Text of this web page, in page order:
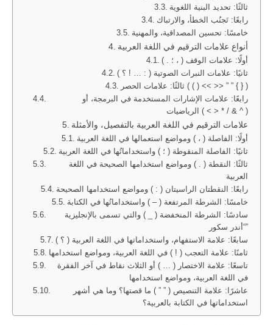
ثالثًا: تحديد البنية اللغوية
رابعًا: تَجنُب الخطأ، والارتباك
خامسًا: تحسين المصداقية، والمهنية
أنواع علامات الترقيم في اللغة العربية
أولًا: علامات الوقف ( ، ؛ . )
ثانيًا: علامات النبرات الصوتية ( : … ! ؟ )
ثالثًا: علامات الحصر ( ( ) << >> ” ” { } )
رابعًا: علامات الإشارات المستخدمة في البرمجة، أو
الرياضيات ( < > * / & ^ )
علامات الترقيم في اللغة العربية بالتفصيل، والأمثلة
أولًا: الفاصلة ( ، ) ومواضع استعمالها في اللغة العربية
ثانيًا: الفاصلة المنقوطة ( ؛ ) واستخداماتُها في اللغة العربية
ثالثًا: النقطة ( . ) ومواضع استخدامها الصحيحة في اللغة
العربية
رابعًا: النقطتان الراسيتان ( : ) ومواضع استخدامها الصحيحة
خامسًا: الشرطة المرتفعة ( – ) واستخداماتُها في الكتابة
سادسًا: الشرطة المنخفضة ( _ ) والتي تسمى بالإنجليزية
“أندر سكور”
سابعًا: علامة الاستفهام، واستخداماتها في اللغة العربية ( ؟ )
ثامنًا: علامة التعجب ( ! ) في اللغة العربية، ومواضع استخدامها
تاسعًا: علامة الاختصار ( … ) أو الثلاث نقاط في آخر الفقرة
في اللغة العربية، ومواضع استخدامها
عاشرًا: علامة التنصيص ( ” ” ) ما قصتها؟ وما هي أشهر
استخداماتها في الكتابة بالعربية؟